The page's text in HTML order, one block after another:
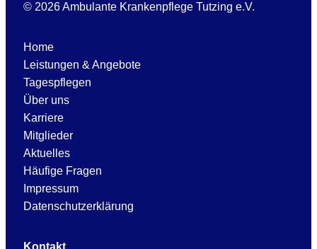
© 2026 Ambulante Krankenpflege Tutzing e.V.
Home
Leistungen & Angebote
Tagespflegen
Über uns
Karriere
Mitglieder
Aktuelles
Häufige Fragen
Impressum
Datenschutzerklärung